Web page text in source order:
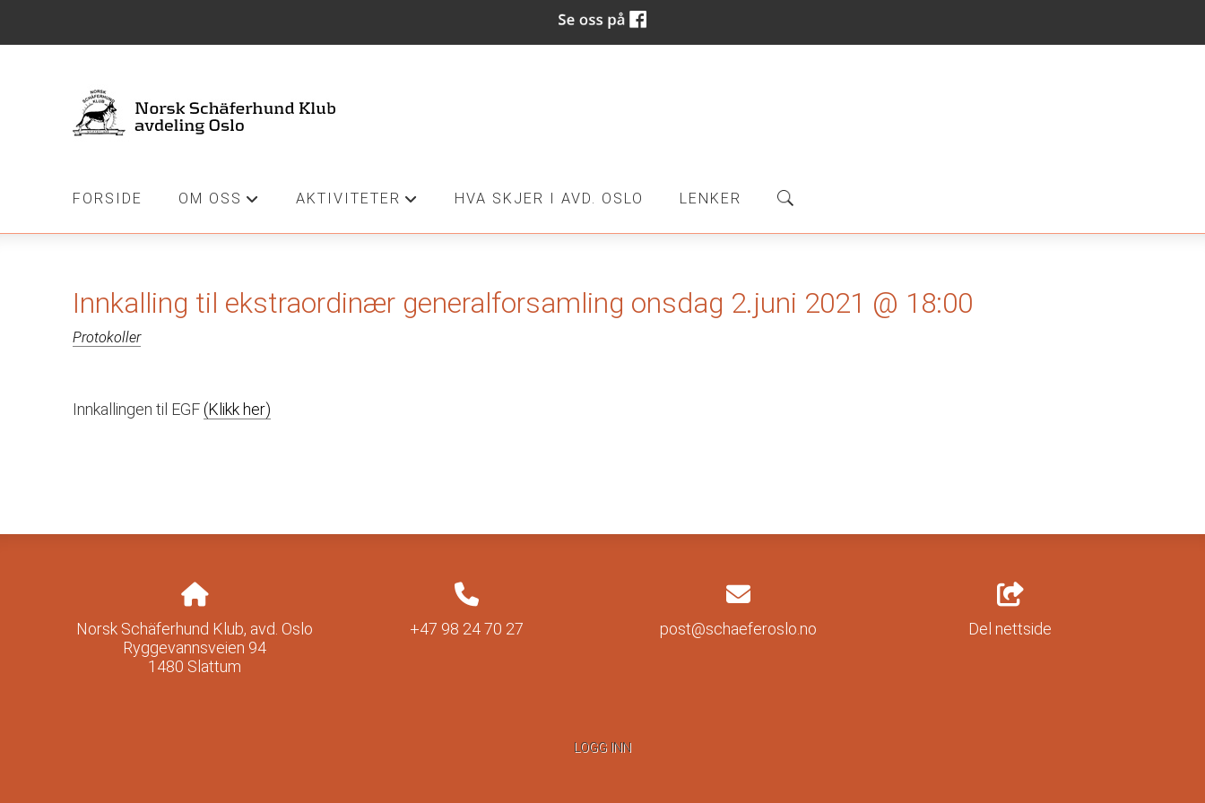
FORSIDE OM OSS AKTIVITETER HVA SKJER I AVD. OSLO LENKER
Innkalling til ekstraordinær generalforsamling onsdag 2.juni 2021 @ 18:00
Protokoller
Innkallingen til EGF (Klikk her)
Norsk Schäferhund Klub, avd. Oslo
Ryggevannsveien 94
1480 Slattum
+47 98 24 70 27 post@schaeferoslo.no Del nettside
LOGG INN